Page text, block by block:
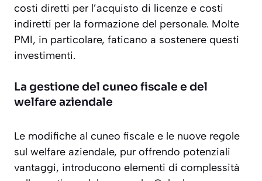
costi diretti per l’acquisto di licenze e costi
indiretti per la formazione del personale. Molte
PMI, in particolare, faticano a sostenere questi
investimenti.
La gestione del cuneo fiscale e del
welfare aziendale
Le modifiche al cuneo fiscale e le nuove regole
sul welfare aziendale, pur offrendo potenziali
vantaggi, introducono elementi di complessità